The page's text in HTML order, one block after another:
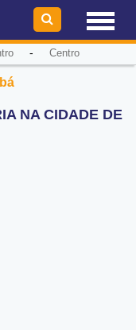
- Centro
NA CIDADE DE